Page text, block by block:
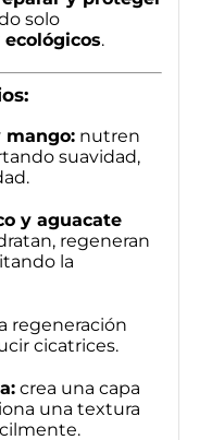
solo
.
mango:nutren
suavidad,
y aguacate
regeneran
la
regeneración
cicatrices.
crea una capa
una textura